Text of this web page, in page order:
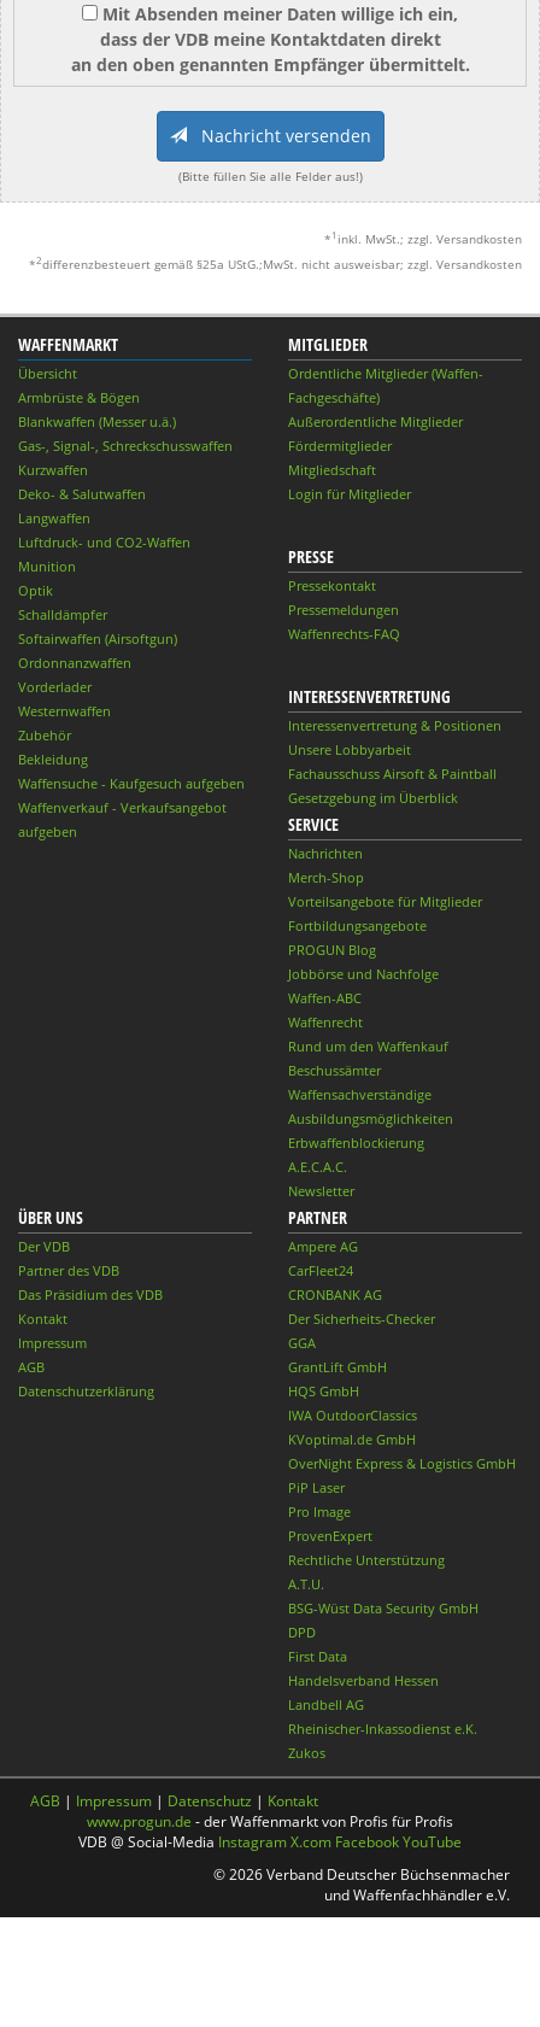
Mit Absenden meiner Daten willige ich ein,
dass der VDB meine Kontaktdaten direkt
an den oben genannten Empfänger übermittelt.
Nachricht versenden
(Bitte füllen Sie alle Felder aus!)
* 1 inkl. MwSt.; zzgl. Versandkosten
*2differenzbesteuert gemäß §25a UStG.;MwSt. nicht ausweisbar; zzgl. Versandkosten
WAFFENMARKT
Übersicht
Armbrüste & Bögen
Blankwaffen (Messer u.ä.)
Gas-, Signal-, Schreckschusswaffen
Kurzwaffen
Deko- & Salutwaffen
Langwaffen
Luftdruck- und CO2-Waffen
Munition
Optik
Schalldämpfer
Softairwaffen (Airsoftgun)
Ordonnanzwaffen
Vorderlader
Westernwaffen
Zubehör
Bekleidung
Waffensuche - Kaufgesuch aufgeben
Waffenverkauf - Verkaufsangebot
aufgeben
MITGLIEDER
Ordentliche Mitglieder (Waffen-
Fachgeschäfte)
Außerordentliche Mitglieder
Fördermitglieder
Mitgliedschaft
Login für Mitglieder
PRESSE
Pressekontakt
Pressemeldungen
Waffenrechts-FAQ
INTERESSENVERTRETUNG
Interessenvertretung & Positionen
Unsere Lobbyarbeit
Fachausschuss Airsoft & Paintball
Gesetzgebung im Überblick
SERVICE
Nachrichten
Merch-Shop
Vorteilsangebote für Mitglieder
Fortbildungsangebote
PROGUN Blog
Jobbörse und Nachfolge
Waffen-ABC
Waffenrecht
Rund um den Waffenkauf
Beschussämter
Waffensachverständige
Ausbildungsmöglichkeiten
Erbwaffenblockierung
A.E.C.A.C.
Newsletter
ÜBER UNS
Der VDB
Partner des VDB
Das Präsidium des VDB
Kontakt
Impressum
AGB
Datenschutzerklärung
PARTNER
Ampere AG
CarFleet24
CRONBANK AG
Der Sicherheits-Checker
GGA
GrantLift GmbH
HQS GmbH
IWA OutdoorClassics
KVoptimal.de GmbH
OverNight Express & Logistics GmbH
PiP Laser
Pro Image
ProvenExpert
Rechtliche Unterstützung
A.T.U.
BSG-Wüst Data Security GmbH
DPD
First Data
Handelsverband Hessen
Landbell AG
Rheinischer-Inkassodienst e.K.
Zukos
AGB | Impressum | Datenschutz | Kontakt
www.progun.de - der Waffenmarkt von Profis für Profis
VDB @ Social-Media InstagramX.com FacebookYouTube
© 2026 Verband Deutscher Büchsenmacher
und Waffenfachhändler e.V.